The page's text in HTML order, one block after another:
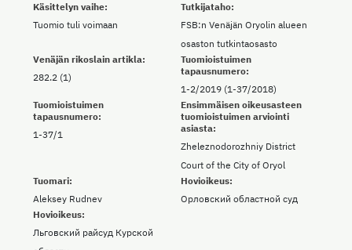
Käsittelyn vaihe:
Tuomio tuli voimaan
Tutkijataho:
FSB:n Venäjän Oryolin alueen
osaston tutkintaosasto
Venäjän rikoslain artikla:
282.2 (1)
Tuomioistuimen
tapausnumero:
1-2/2019 (1-37/2018)
Tuomioistuimen
tapausnumero:
1-37/1
Ensimmäisen oikeusasteen
tuomioistuimen arviointi
asiasta:
Zheleznodorozhniy District
Court of the City of Oryol
Tuomari:
Aleksey Rudnev
Hovioikeus:
Орловский областной суд
Hovioikeus:
Льговский райсуд Курской